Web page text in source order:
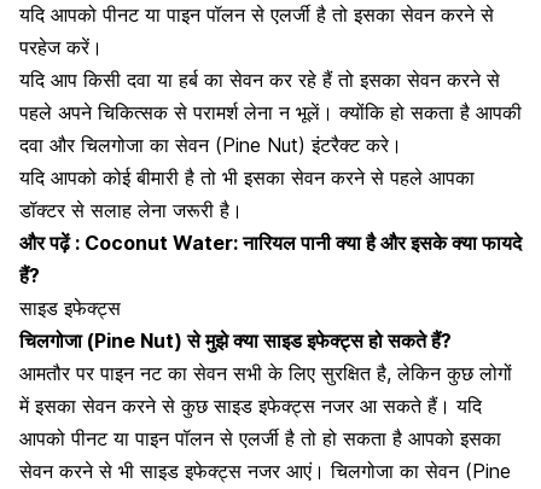
यदि आपको पीनट या पाइन पॉलन से एलर्जी है तो इसका सेवन करने से
परहेज करें।
यदि आप किसी दवा या हर्ब का सेवन कर रहे हैं तो इसका सेवन करने से
पहले अपने चिकित्सक से परामर्श लेना न भूलें। क्योंकि हो सकता है आपकी
दवा और चिलगोजा का सेवन (Pine Nut) इंटरैक्ट करे।
यदि आपको कोई बीमारी है तो भी इसका सेवन करने से पहले आपका
डॉक्टर से सलाह लेना जरूरी है।
और पढ़ें : Coconut Water: नारियल पानी क्या है और इसके क्या फायदे
हैं?
साइड इफेक्ट्स
चिलगोजा (Pine Nut) से मुझे क्या साइड इफेक्ट्स हो सकते हैं?
आमतौर पर पाइन नट का सेवन सभी के लिए सुरक्षित है, लेकिन कुछ लोगों
में इसका सेवन करने से कुछ साइड इफेक्ट्स नजर आ सकते हैं। यदि
आपको पीनट या पाइन पॉलन से एलर्जी है तो हो सकता है आपको इसका
सेवन करने से भी साइड इफेक्ट्स नजर आएं। चिलगोजा का सेवन (Pine